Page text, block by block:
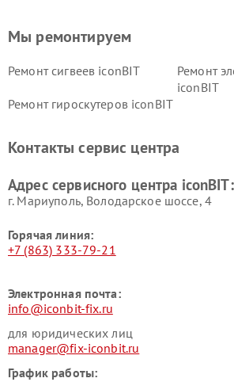
Мы ремонтируем
Ремонт сигвеев iconBIT
Ремонт
iconBIT
Ремонт гироскутеров iconBIT
Контакты сервис центра
Адрес сервисного центра iconBIT:
г. Мариуполь, Володарское шоссе, 4
Горячая линия:
+7 (863) 333-79-21
Электронная почта:
info@iconbit-fix.ru
для юридических лиц
manager@fix-iconbit.ru
График работы: